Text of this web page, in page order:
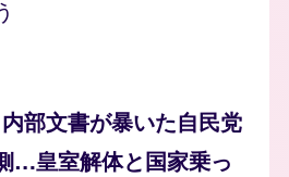
内部文書が暴いた自民党
…皇室解体と国家乗っ